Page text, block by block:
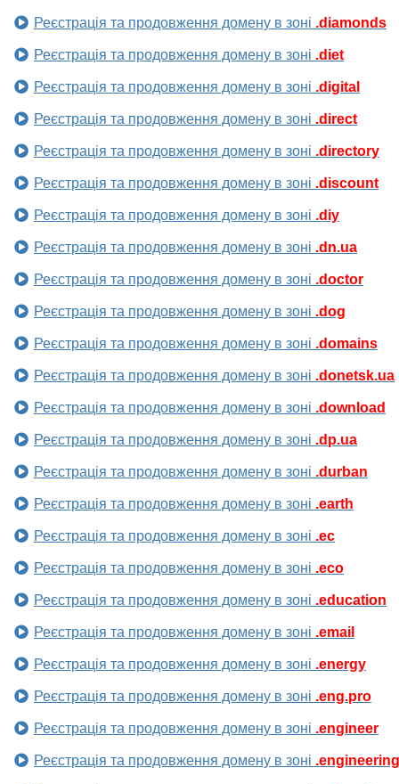
Реєстрація та продовження домену в зоні .diamonds
Реєстрація та продовження домену в зоні .diet
Реєстрація та продовження домену в зоні .digital
Реєстрація та продовження домену в зоні .direct
Реєстрація та продовження домену в зоні .directory
Реєстрація та продовження домену в зоні .discount
Реєстрація та продовження домену в зоні .diy
Реєстрація та продовження домену в зоні .dn.ua
Реєстрація та продовження домену в зоні .doctor
Реєстрація та продовження домену в зоні .dog
Реєстрація та продовження домену в зоні .domains
Реєстрація та продовження домену в зоні .donetsk.ua
Реєстрація та продовження домену в зоні .download
Реєстрація та продовження домену в зоні .dp.ua
Реєстрація та продовження домену в зоні .durban
Реєстрація та продовження домену в зоні .earth
Реєстрація та продовження домену в зоні .ec
Реєстрація та продовження домену в зоні .eco
Реєстрація та продовження домену в зоні .education
Реєстрація та продовження домену в зоні .email
Реєстрація та продовження домену в зоні .energy
Реєстрація та продовження домену в зоні .eng.pro
Реєстрація та продовження домену в зоні .engineer
Реєстрація та продовження домену в зоні .engineering